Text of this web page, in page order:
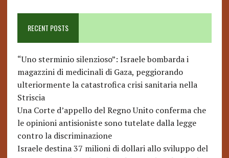
RECENT POSTS
“Uno sterminio silenzioso”: Israele bombarda i
magazzini di medicinali di Gaza, peggiorando
ulteriormente la catastrofica crisi sanitaria nella
Striscia
Una Corte d’appello del Regno Unito conferma che
le opinioni antisioniste sono tutelate dalla legge
contro la discriminazione
Israele destina 37 milioni di dollari allo sviluppo del